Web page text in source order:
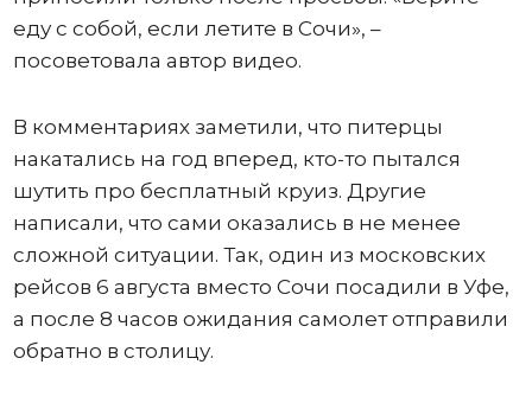
еду с собой, если летите в Сочи», –
посоветовала автор видео.
В комментариях заметили, что питерцы
накатались на год вперед, кто-то пытался
шутить про бесплатный круиз. Другие
написали, что сами оказались в не менее
сложной ситуации. Так, один из московских
рейсов 6 августа вместо Сочи посадили в Уфе,
а после 8 часов ожидания самолет отправили
обратно в столицу.